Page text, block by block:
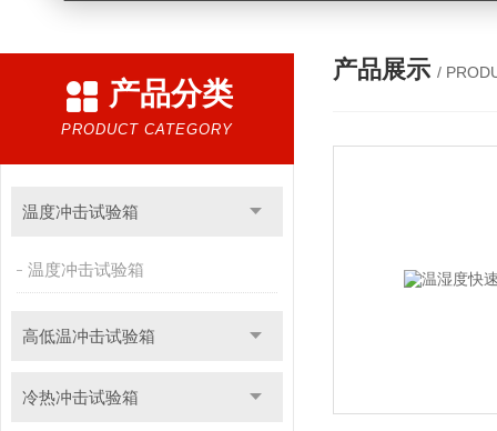
产品分类
PRODUCT CATEGORY
温度冲击试验箱
温度冲击试验箱
高低温冲击试验箱
冷热冲击试验箱
产品展示 /